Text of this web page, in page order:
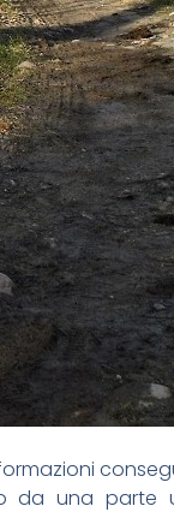
da una parte